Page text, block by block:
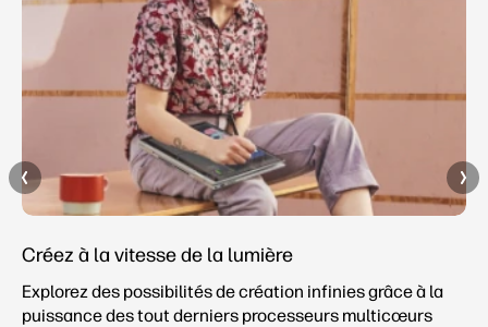
Créez à la vitesse de la lumière
Explorez des possibilités de création infinies grâce à la
puissance des tout derniers processeurs multicœurs